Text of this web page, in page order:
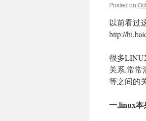
Posted on
以前看过
http://
很多
关系.常常
等之间的
一,linux本